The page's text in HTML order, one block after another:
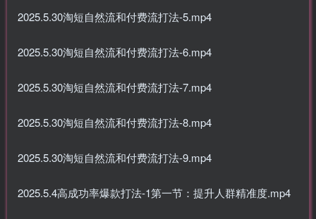
2025.5.30淘短自然流和付费流打法-5.mp4
2025.5.30淘短自然流和付费流打法-6.mp4
2025.5.30淘短自然流和付费流打法-7.mp4
2025.5.30淘短自然流和付费流打法-8.mp4
2025.5.30淘短自然流和付费流打法-9.mp4
2025.5.4高成功率爆款打法-1第一节：提升人群精准度.mp4